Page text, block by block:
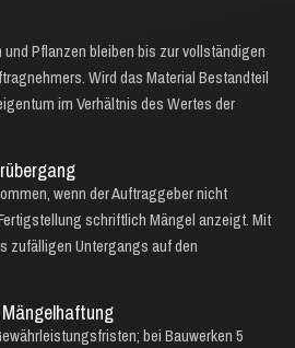
Pflanzen bleiben bis zur vollständigen
Wird das Material Bestandteil
im Verhältnis des Wertes der
wenn der Auftraggeber nicht
schriftlich Mängel anzeigt. Mit
zufälligen Untergangs auf den
bei Bauwerken 5